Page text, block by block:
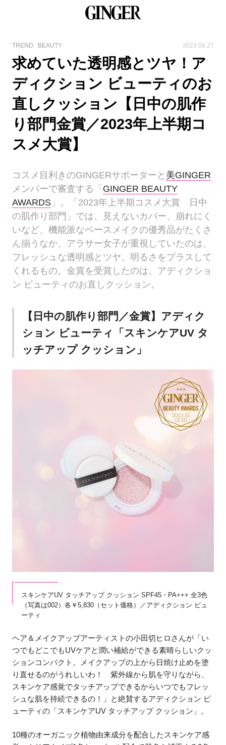
TREND BEAUTY 2023.06.27
求めていた透明感とツヤ！ア
ディクション ビューティのお
直しクッション【日中の肌作
り部門金賞／2023年上半期コ
スメ大賞】
コスメ目利きのGINGERサポーターと 美GINGER
メンバーで審査する「 GINGER BEAUTY
AWARDS 」。「2023年上半期コスメ大賞 日中
の肌作り部門」では、見えないカバー、崩れにく
いなど、機能派なベースメイクの優秀品がたくさ
ん揃うなか、アラサー女子が重視していたのは、
フレッシュな透明感とツヤ、明るさをプラスして
くれるもの。金賞を受賞したのは、アディクショ
ン ビューティのお直しクッション。
【日中の肌作り部門／金賞】アディク
ション ビューティ「スキンケアUV タ
ッチアップ クッション」
スキンケアUV タッチアップ クッション SPF45・PA+++ 全3色
（写真は002）各￥5,830（セット価格）／アディクション ビュ
ーティ
ヘア＆メイクアップアーティストの小田切ヒロさんが「い
つでもどこでもUVケアと潤い補給ができる素晴らしいクッ
ションコンパクト。メイクアップの上から日焼け止めを塗
り直せるのがうれしいわ！ 紫外線から肌を守りながら、
スキンケア感覚でタッチアップできるからいつでもフレッ
シュな肌を持続できるの！」と絶賛するアディクション ビ
ューティの「スキンケアUV タッチアップ クッション」。
10種のオーガニック植物由来成分を配合したスキンケア感